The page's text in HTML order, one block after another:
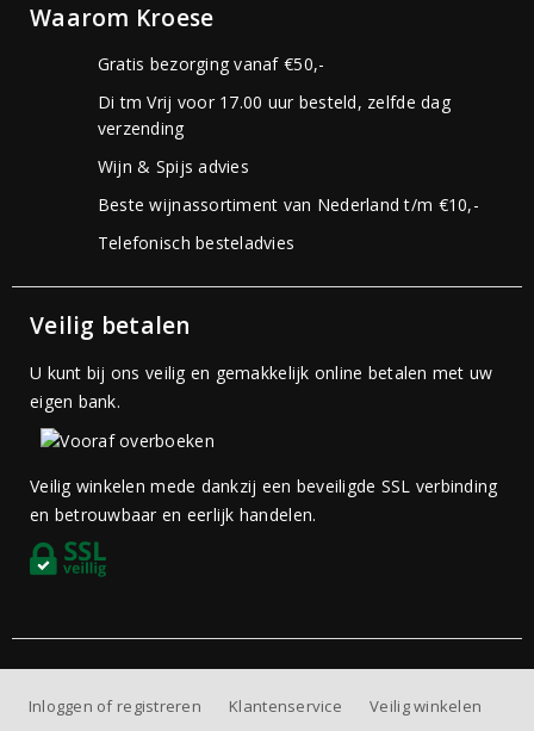
Waarom Kroese
Gratis bezorging vanaf €50,-
Di tm Vrij voor 17.00 uur besteld, zelfde dag
verzending
Wijn & Spijs advies
Beste wijnassortiment van Nederland t/m €10,-
Telefonisch besteladvies
Veilig betalen
U kunt bij ons veilig en gemakkelijk online betalen met uw
eigen bank.
Veilig winkelen mede dankzij een beveiligde SSL verbinding
en betrouwbaar en eerlijk handelen.
Inloggen of registreren Klantenservice Veilig winkelen